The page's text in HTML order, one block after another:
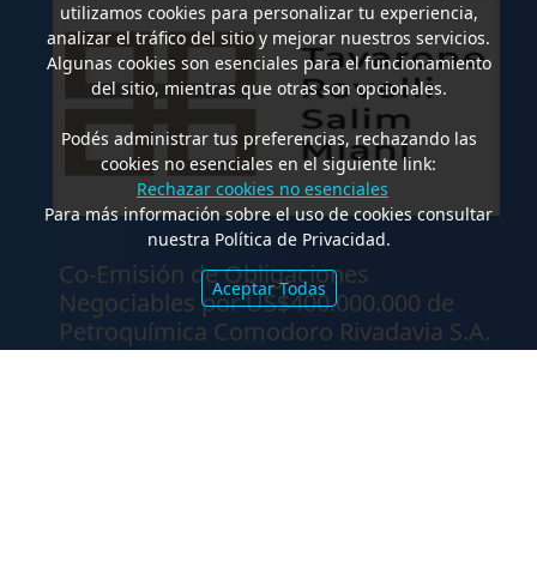
Co-Emisión de Obligaciones
Negociables por US$400.000.000 de
Petroquímica Comodoro Rivadavia S.A.
y Luz de Tres Picos S.A. en el mercado
utilizamos cookies para personalizar tu experiencia,
analizar el tráfico del sitio y mejorar nuestros servicios.
Algunas cookies son esenciales para el funcionamiento
del sitio, mientras que otras son opcionales.
Podés administrar tus preferencias, rechazando las
cookies no esenciales en el siguiente link:
Rechazar cookies no esenciales
Para más información sobre el uso de cookies consultar
nuestra Política de Privacidad.
Aceptar Todas